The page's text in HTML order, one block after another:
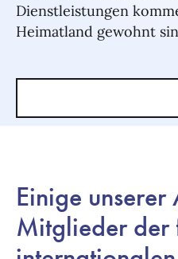
Dienstleistungen
Heimatland gewohnt
Einige
Mitglieder der